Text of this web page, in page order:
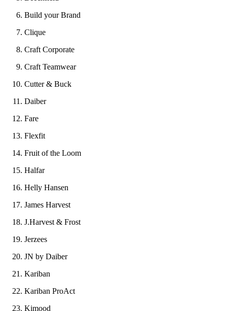
Build your Brand
Clique
Craft Corporate
Craft Teamwear
Cutter & Buck
Daiber
Fare
Flexfit
Fruit of the Loom
Halfar
Helly Hansen
James Harvest
J.Harvest & Frost
Jerzees
JN by Daiber
Kariban
Kariban ProAct
Kimood